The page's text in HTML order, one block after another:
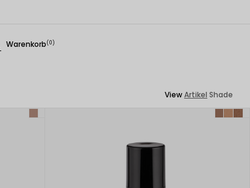
Warenkorb(0)
ViewArtikel Shade